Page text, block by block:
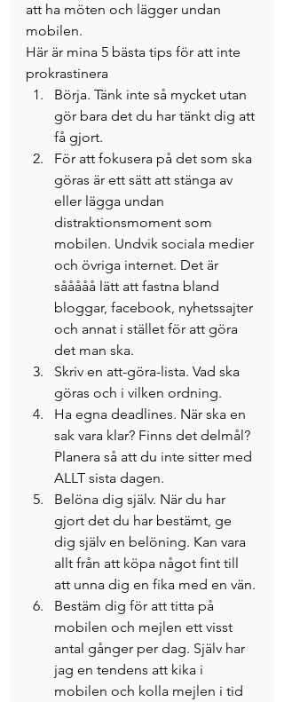
att ha möten och lägger undan
mobilen.
Här är mina 5 bästa tips för att inte
prokrastinera
Börja. Tänk inte så mycket utan
gör bara det du har tänkt dig att
få gjort.
För att fokusera på det som ska
göras är ett sätt att stänga av
eller lägga undan
distraktionsmoment som
mobilen. Undvik sociala medier
och övriga internet. Det är
sååååå lätt att fastna bland
bloggar, facebook, nyhetssajter
och annat i stället för att göra
det man ska.
Skriv en att-göra-lista. Vad ska
göras och i vilken ordning.
Ha egna deadlines. När ska en
sak vara klar? Finns det delmål?
Planera så att du inte sitter med
ALLT sista dagen.
Belöna dig själv. När du har
gjort det du har bestämt, ge
dig själv en belöning. Kan vara
allt från att köpa något fint till
att unna dig en fika med en vän.
Bestäm dig för att titta på
mobilen och mejlen ett visst
antal gånger per dag. Själv har
jag en tendens att kika i
mobilen och kolla mejlen i tid